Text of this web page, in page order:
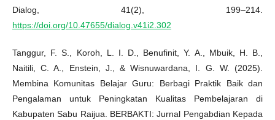
Dialog, 41(2), 199–214.
https://doi.org/10.47655/dialog.v41i2.302
Tanggur, F. S., Koroh, L. I. D., Benufinit, Y. A., Mbuik, H. B.,
Naitili, C. A., Enstein, J., & Wisnuwardana, I. G. W. (2025).
Membina Komunitas Belajar Guru: Berbagi Praktik Baik dan
Pengalaman untuk Peningkatan Kualitas Pembelajaran di
Kabupaten Sabu Raijua. BERBAKTI: Jurnal Pengabdian Kepada